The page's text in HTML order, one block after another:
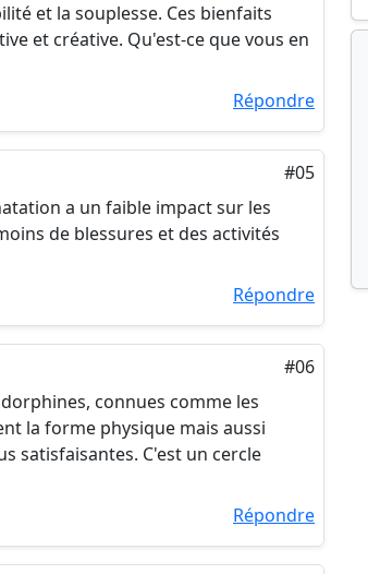
et la souplesse. Ces bienfaits
et créative. Qu'est-ce que vous en
Répondre
#05
a un faible impact sur les
de blessures et des activités
Répondre
#06
connues comme les
la forme physique mais aussi
satisfaisantes. C'est un cercle
Répondre